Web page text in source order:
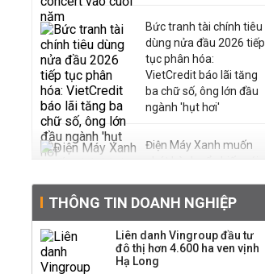
Bức tranh tài chính tiêu
dùng nửa đầu 2026 tiếp
tục phân hóa:
VietCredit báo lãi tăng
ba chữ số, ông lớn đầu
ngành 'hụt hơi'
Điện Máy Xanh muốn
phát hành cổ phiếu với
Sau nhịp điều chỉnh
mạnh, CTCK nhìn thấy
cơ hội ở nhóm cổ phiếu
THÔNG TIN DOANH NGHIỆP
Liên danh Vingroup đầu tư
đô thị hơn 4.600 ha ven vịnh
Hạ Long